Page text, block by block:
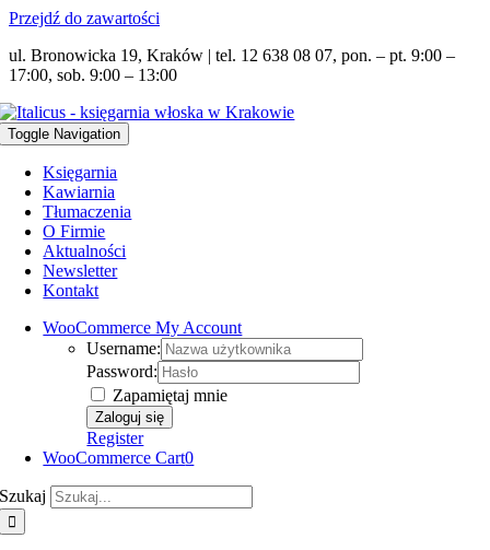
Przejdź do zawartości
ul. Bronowicka 19, Kraków | tel. 12 638 08 07, pon. – pt. 9:00 –
17:00, sob. 9:00 – 13:00
Toggle Navigation
Księgarnia
Kawiarnia
Tłumaczenia
O Firmie
Aktualności
Newsletter
Kontakt
WooCommerce My Account
Username:
Password:
Zapamiętaj mnie
Register
WooCommerce Cart0
Szukaj